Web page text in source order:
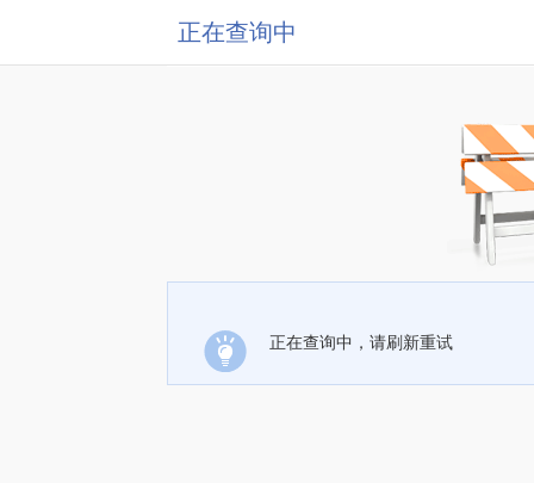
正在查询中
正在查询中，请刷新重试